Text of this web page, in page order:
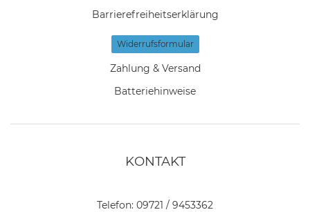
Barrierefreiheitserklärung
Widerrufs­formular
Zahlung & Versand
Batteriehinweise
KONTAKT
Telefon: 09721 / 9453362